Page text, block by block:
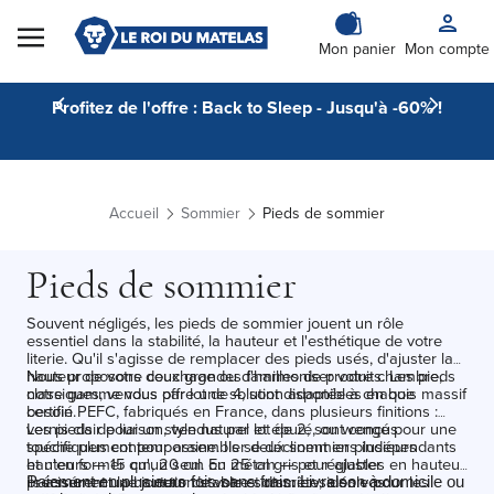
Skip to Content
Mon panier Mon compte
Profitez de l'offre : Back to Sleep - Jusqu'à -60% !
Accueil Sommier Pieds de sommier
Pieds de sommier
Souvent négligés, les pieds de sommier jouent un rôle
essentiel dans la stabilité, la hauteur et l'esthétique de votre
literie. Qu'il s'agisse de remplacer des pieds usés, d'ajuster la
hauteur de votre couchage ou d'harmoniser votre chambre,
notre gamme vous offre une solution adaptée à chaque
besoin.
Nous proposons deux grandes familles de produits. Les pieds
classiques, vendus par lot de 4, sont disponibles en bois massif
certifié PEFC, fabriqués en France, dans plusieurs finitions :
vernis clair pour un style naturel et épuré, ou wengé pour une
touche plus contemporaine. Ils se déclinent en plusieurs
hauteurs — 15 cm, 20 cm ou 25 cm — pour ajuster
précisément la hauteur de votre sommier selon vos
Les pieds de liaison, vendus par lot de 2, sont conçus
spécifiquement pour assembler deux sommiers indépendants
et n'en former qu'un seul. En métal gris et réglables en hauteur,
ils assurent une jonction stable et discrète, idéale pour les
Paiement en plusieurs fois sans frais. Livraison à domicile ou